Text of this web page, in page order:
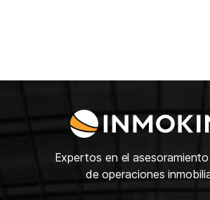
Expertos en el
de operaciones